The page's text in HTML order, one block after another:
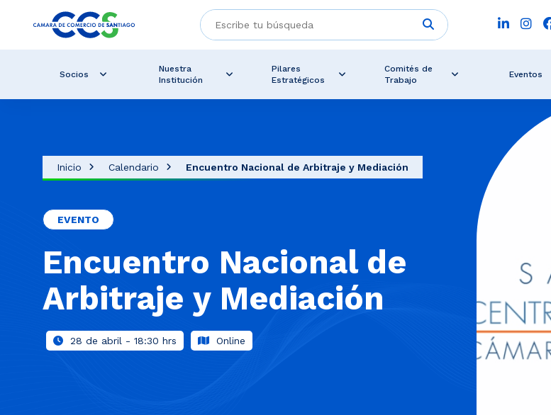
Socios
Nuestra
Institución
Pilares
Estratégicos
Comités de
Trabajo
Eventos
Inicio Calendario Encuentro Nacional de Arbitraje y Mediación
EVENTO
Encuentro Nacional de
Arbitraje y Mediación
28 de abril - 18:30 hrs Online